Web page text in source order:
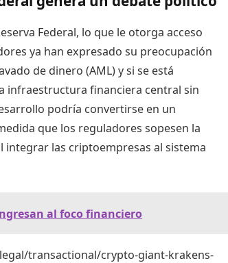
Federal, lo que le otorga acceso
ya han expresado su preocupación
de dinero (AML) y si se está
infraestructura financiera central sin
podría convertirse en un
que los reguladores sopesen la
las criptoempresas al sistema
al foco financiero
transactional/crypto-giant-krakens-